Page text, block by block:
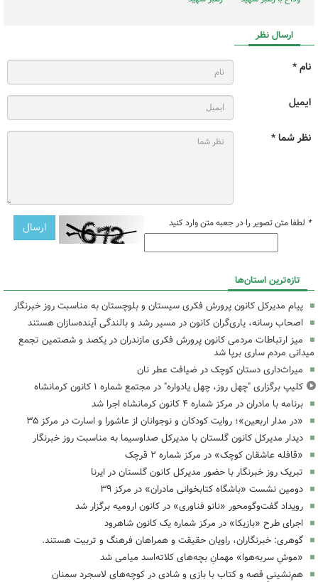
ارسال نظر
نام *
ایمیل
نظر شما *
* لطفا متن تصویر را در جعبه متن وارد کنید
تازه‌ترین استان‌ها
پیام مدیرکل کانون پرورش فکری سیستان و بلوچستان به مناسبت روز خبرنگار
اصحاب رسانه، یاری‌گران کانون در مسیر رشد و بالندگی آینده‌سازان هستند
میز ارتباطات مردمی کانون پرورش فکری مازندران در یکصد و شصتمین تجمع
میدانی مردم ساری برپا شد
میراث‌داری دستان کوچک در ضیافت عطر نان
کلیپ برگزاری "چهل روز، چهل یادواره" در مجتمع شماره ۱ کانون کرمانشاه
برنامه با مادران در مرکز شماره ۴ کانون کرمانشاه اجرا شد
«در مدار اربعین»؛ روایت کودکان و نوجوانان از عاشورا و اسارت در مرکز ۳۵
دیدار مدیرکل کانون گلستان با مدیرکل صداوسیما به مناسبت روز خبرنگار
«قافله عاشقان کوچک» در مرکز شماره ۲ قرچک
تبریک روز خبرنگار با حضور مدیرکل کانون گلستان در ایرنا
دومین نشست «باشگاه کتابخوانی مادران» در مرکز ۳۹
رویداد گفت‌وگومحور «نانو فناوری» در کانون ارومیه برگزار شد
اجرای طرح «بازیکا» در مرکز شماره یک کانون شاهرود
گوهری: خبرنگاران، راویان حقیقت و همراهان فرهنگ و تربیت هستند.
«موشِ سربه‌هوا» مهمانِ بچه‌های کلاته‌اسد میامی شد
هم‌نشینیِ قصه و کتاب با بازی و شادی در کوچه‌های لاسجرد سمنان